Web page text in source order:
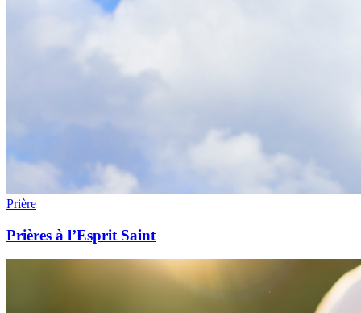
Prière
Prières à l’Esprit Saint